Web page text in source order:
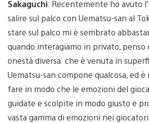
Sakaguchi: Recentemente ho avuto
salire sul palco con Uematsu-san al
stare sul palco mi è sembrato
quando interagiamo in privato, penso
onestà diversa che è venuta in
Uematsu-san compone qualcosa, ed
fare in modo che le emozioni del
guidate e scolpite in modo giusto e
vasta gamma di emozioni nei